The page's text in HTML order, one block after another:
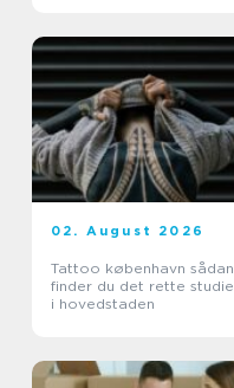
02. August 2026
Tattoo københavn sådan
finder du det rette studie
i hovedstaden